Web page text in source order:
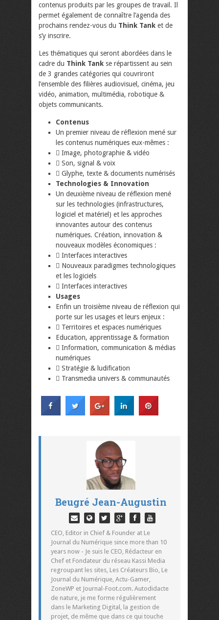
contenus produits par les groupes de travail. Il
permet également de connaître l’agenda des
prochains rendez-vous du Think Tank et de
s’y inscrire.
Les thématiques qui seront abordées dans le
cadre du Think Tank se répartissent au sein
de 3 grandes catégories qui couvriront
l’ensemble des filières audiovisuel, cinéma, jeu
vidéo, animation, multimédia, robotique &
objets communicants.
Contenus
Un premier niveau de réflexion mené sur
les contenus numériques eux-mêmes :
 Image, photographie & vidéo
 Son, signal & voix
 Glyphe, texte & documents numérisés
Technologies & Innovation
Un deuxième niveau de réflexion mené
sur les technologies (infrastructures,
logiciel et matériel) et les approches
innovantes autour des contenus
numériques. Création, innovation &
nouveaux modèles économiques :
 Interfaces interactives
 Nouveaux paradigmes technologiques
et les logiciels
 Interfaces interactives
Usages
Enfin un troisième niveau de réflexion qui
porte sur les usages et leurs enjeux :
 Territoires et espaces numériques
Education, apprentissage & formation
 Information, communication & médias
numériques
 Stratégie & ludification
 Transmedia univers & communautés
Beugré Jean-Augustin
CEO, Editor in Chief & Founder at Le
Journal du Numérique since more than 10
years now - Je suis le CEO, Rédacteur en
Chef et Fondateur du réseau Kassi Media
regroupant les sites, Les Créateurs Bio, Le
Journal du Numérique, Actu-Gamer,
ZoneWP et Journal-Foot.com. Autodidacte
de nature, je me forme régulièrement
dans le Marketing Digital, la gestion de
projet, de même que dans ce qui touche